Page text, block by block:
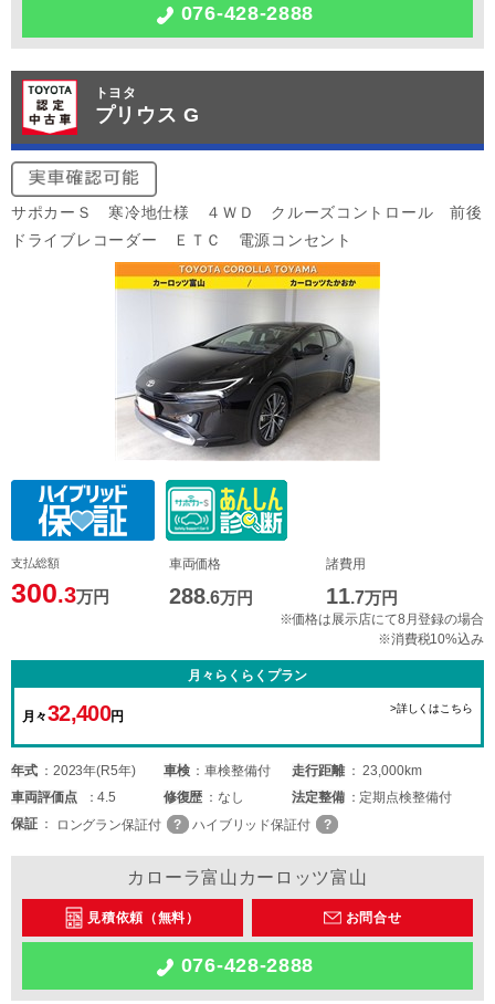
076-428-2888
トヨタ
プリウス G
サポカーＳ 寒冷地仕様 ４ＷＤ クルーズコントロール 前後
ドライブレコーダー ＥＴＣ 電源コンセント
支払総額
300.3万円
車両価格
288.6万円
諸費用
11.7万円
※価格は展示店にて8月登録の場合
※消費税10%込み
月々らくらくプラン
月々32,400円
>詳しくはこちら
年式 2023年(R5年) 車検 車検整備付 走行距離
23,000km
車両評価点 4.5 修復歴 なし 法定整備
定期点検整備付
保証
ロングラン保証付 ハイブリッド保証付
カローラ富山カーロッツ富山
見積依頼（無料） お問合せ
076-428-2888